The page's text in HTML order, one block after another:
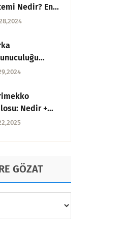
Nedir? En
Araştırma
Nedir ve
Nedir +
GÖZAT